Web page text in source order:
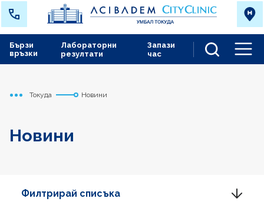
Лабораторни
резултати
Запази
час
Бързи
връзки
Начало
Токуда Новини
Новини
Филтрирай списъка